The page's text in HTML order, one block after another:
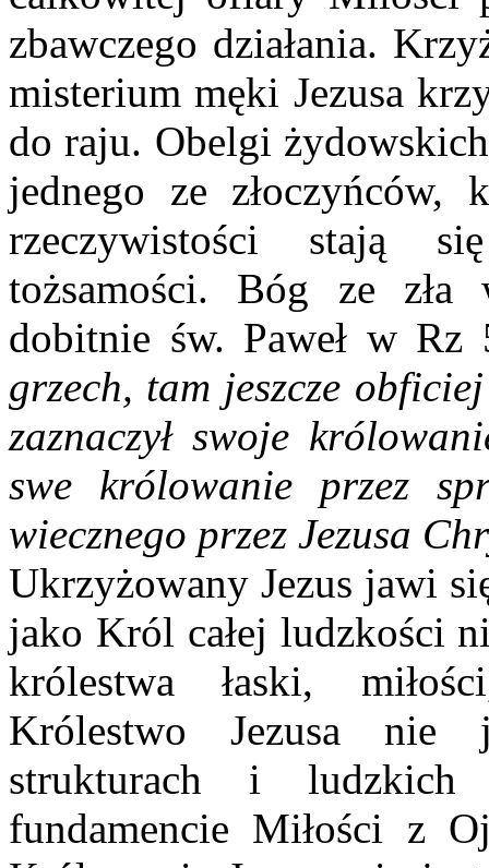
zbawczego działania.
misterium męki Jezusa
do raju. Obelgi
jednego ze złoczyńców,
rzeczywistości stają
tożsamości. Bóg ze zła
dobitnie św. Paweł w
grzech, tam jeszcze
zaznaczył swoje
swe królowanie przez
wiecznego przez Jezusa
Ukrzyżowany Jezus jawi
jako Król całej ludzkości
królestwa łaski,
Królestwo Jezusa nie
strukturach i ludzkich
fundamencie Miłości z